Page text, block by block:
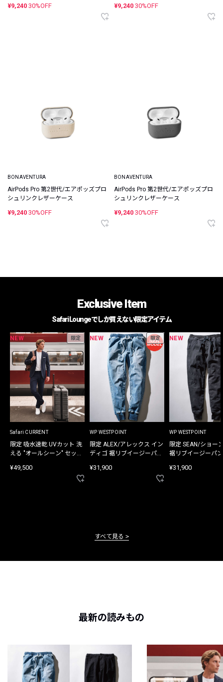
¥9,240 30%OFF ¥9,240 30%OFF
BONAVENTURA
AirPods Pro 第2世代/エアポッズプロ
シュリンクレザーケース
¥9,240 30%OFF
BONAVENTURA
AirPods Pro 第2世代/エアポッズプロ
シュリンクレザーケース
¥9,240 30%OFF
Exclusive Item
Safari Loungeでしか買えない限定アイテム
NEW 限定
Safari CURRENT
限定 吸水速乾 UVカット 洗
える "オールシーン" セット
¥49,500
NEW 限定
WP WESTPOINT
限定 ALEX/アレックス イン
ディゴ 裾リブイージーパン
¥31,900
NEW
WP WESTPOINT
限定 SEAN/ショー
裾リブイージーパ
¥31,900
すべて見る
最新の読みもの